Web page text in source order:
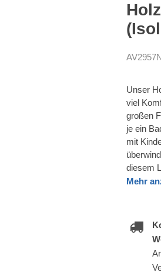
Unser
viel
großen
je ein
mit
diesem
Mehr